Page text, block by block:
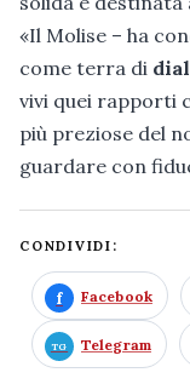
«Il Molise – ha
come terra di
vivi quei rapporti
più preziose del
guardare con
CONDIVIDI:
Facebook
Telegram